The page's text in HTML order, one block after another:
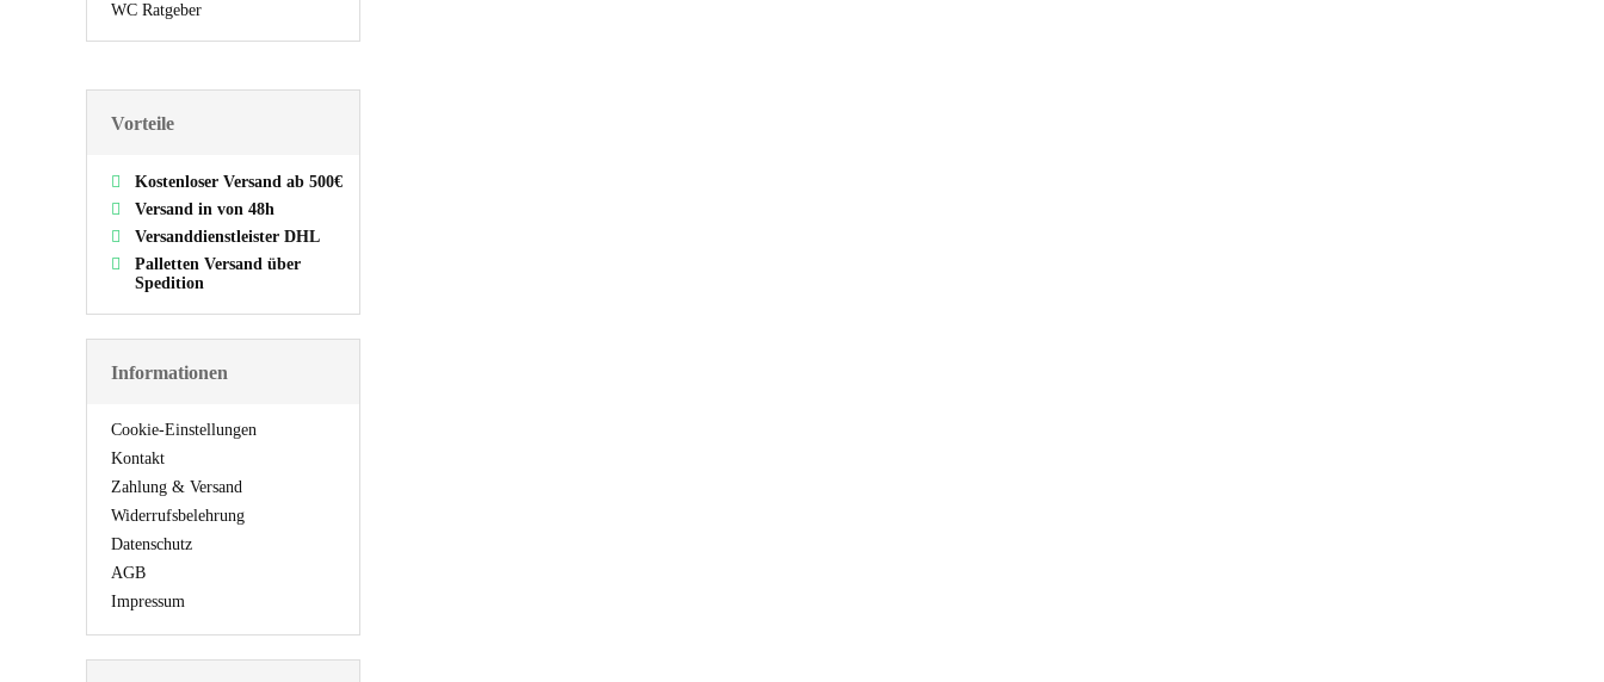
WC Ratgeber
Vorteile
Kostenloser Versand ab 500€
Versand in von 48h
Versanddienstleister DHL
Palletten Versand über
Spedition
Informationen
Cookie-Einstellungen
Kontakt
Zahlung & Versand
Widerrufsbelehrung
Datenschutz
AGB
Impressum